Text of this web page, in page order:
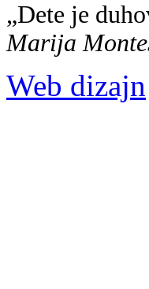
„Dete je
Marija
Web dizajn